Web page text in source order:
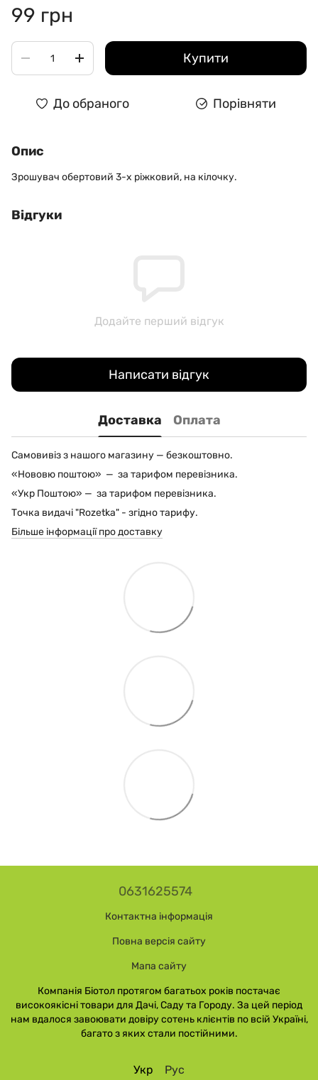
99 грн
Купити
До обраного Порівняти
Опис
Зрошувач обертовий 3-х ріжковий, на кілочку.
Відгуки
Додайте перший відгук
Написати відгук
Доставка Оплата
Самовивіз з нашого магазину — безкоштовно.
«Нововю поштою» — за тарифом перевізника.
«Укр Поштою» — за тарифом перевізника.
Точка видачі "Rozetka" - згідно тарифу.
Більше інформації про доставку
0631625574
Контактна інформація
Повна версія сайту
Мапа сайту
Компанія Біотол протягом багатьох років постачає
високоякісні товари для Дачі, Саду та Городу. За цей період
нам вдалося завоювати довіру сотень клієнтів по всій Україні,
багато з яких стали постійними.
Укр Рус